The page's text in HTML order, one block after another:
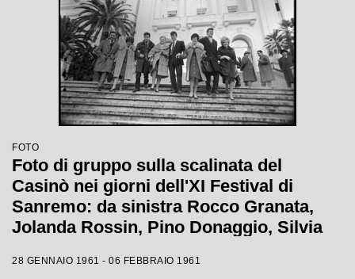
FOTO
Foto di gruppo sulla scalinata del
Casinò nei giorni dell'XI Festival di
Sanremo: da sinistra Rocco Granata,
Jolanda Rossin, Pino Donaggio, Silvia
Renis e Betty Curtis
28 GENNAIO 1961 - 06 FEBBRAIO 1961